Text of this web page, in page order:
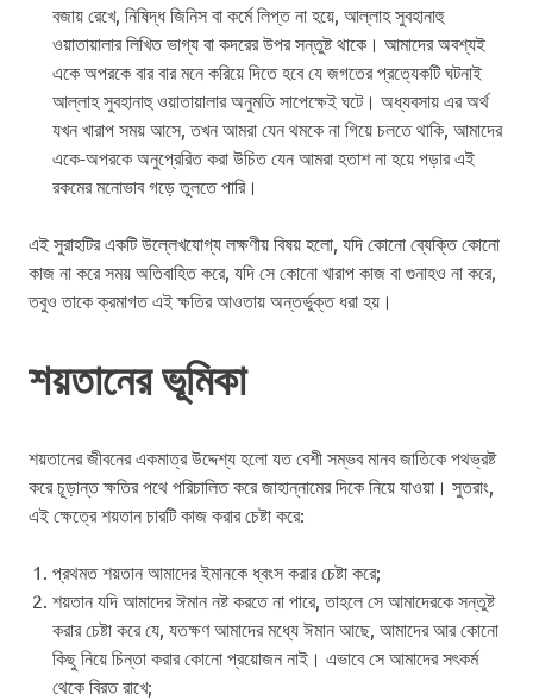
বজায় রেখে, নিষিদ্ধ জিনিস বা কর্মে লিপ্ত না হয়ে, আল্লাহ সুবহানাহু
ওয়াতায়ালার লিখিত ভাগ্য বা কদরের উপর সন্তুষ্ট থাকে। আমাদের অবশ্যই
একে অপরকে বার বার মনে করিয়ে দিতে হবে যে জগতের প্রত্যেকটি ঘটনাই
আল্লাহ সুবহানাহু ওয়াতায়ালার অনুমতি সাপেক্ষেই ঘটে। অধ্যবসায় এর অর্থ
যখন খারাপ সময় আসে, তখন আমরা যেন থমকে না গিয়ে চলতে থাকি, আমাদের
একে-অপরকে অনুপ্রেরিত করা উচিত যেন আমরা হতাশ না হয়ে পড়ার এই
রকমের মনোভাব গড়ে তুলতে পারি।
এই সুরাহটির একটি উল্লেখযোগ্য লক্ষণীয় বিষয় হলো, যদি কোনো ব্যেক্তি কোনো
কাজ না করে সময় অতিবাহিত করে, যদি সে কোনো খারাপ কাজ বা গুনাহও না করে,
তবুও তাকে ক্রমাগত এই ক্ষতির আওতায় অন্তর্ভুক্ত ধরা হয়।
শয়তানের ভূমিকা
শয়তানের জীবনের একমাত্র উদ্দেশ্য হলো যত বেশী সম্ভব মানব জাতিকে পথভ্রষ্ট
করে চূড়ান্ত ক্ষতির পথে পরিচালিত করে জাহান্নামের দিকে নিয়ে যাওয়া। সুতরাং,
এই ক্ষেত্রে শয়তান চারটি কাজ করার চেষ্টা করে:
প্রথমত শয়তান আমাদের ইমানকে ধ্বংস করার চেষ্টা করে;
শয়তান যদি আমাদের ঈমান নষ্ট করতে না পারে, তাহলে সে আমাদেরকে সন্তুষ্ট
করার চেষ্টা করে যে, যতক্ষণ আমাদের মধ্যে ঈমান আছে, আমাদের আর কোনো
কিছু নিয়ে চিন্তা করার কোনো প্রয়োজন নাই। এভাবে সে আমাদের সৎকর্ম
থেকে বিরত রাখে;